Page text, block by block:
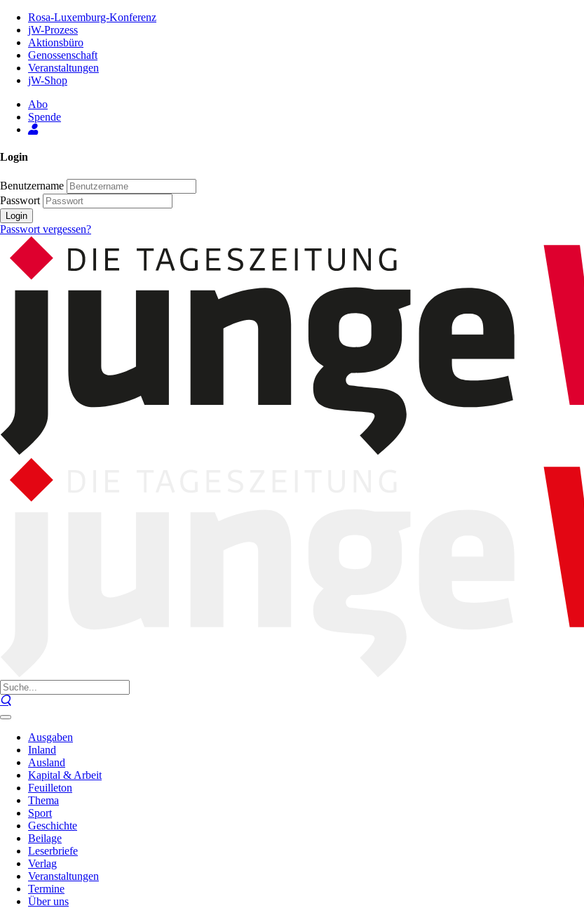
Inhalt
Seite
Rosa-Luxemburg-Konferenz
jW-Prozess
Aktionsbüro
Genossenschaft
Veranstaltungen
jW-Shop
Abo
Spende
Login
Benutzername
Passwort
Login
Passwort vergessen?
Ausgaben
Inland
Ausland
Kapital & Arbeit
Feuilleton
Thema
Sport
Geschichte
Beilage
Leserbriefe
Verlag
Veranstaltungen
Termine
Über uns